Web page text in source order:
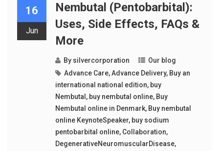
16
Jun
Nembutal (Pentobarbital):
Uses, Side Effects, FAQs &
More
By silvercorporation
Our blog
Advance Care,Advance Delivery, Buy an
international national edition, buy
Nembutal , buy nembutal online, Buy
Nembutal online in Denmark, Buy nembutal
online KeynoteSpeaker, buy sodium
pentobarbital online, Collaboration,
DegenerativeNeuromuscularDisease,